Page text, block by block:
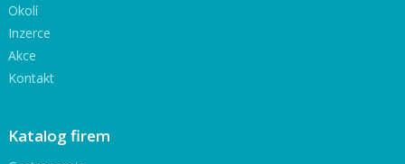
Okolí
Inzerce
Akce
Kontakt
Katalog firem